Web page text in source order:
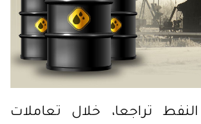
تراجعا، خلال تعاملات